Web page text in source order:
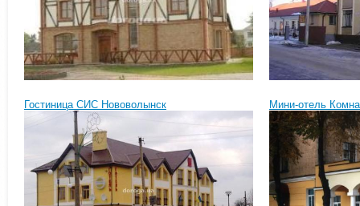
Гостиница СИС Нововолынск Мини-отель